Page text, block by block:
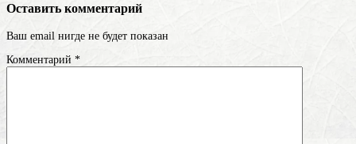
Оставить комментарий
Ваш email нигде не будет показан
Комментарий *